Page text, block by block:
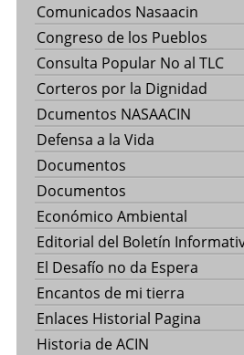
Comunicados Nasaacin
Congreso de los Pueblos
Consulta Popular No al TLC
Corteros por la Dignidad
Dcumentos NASAACIN
Defensa a la Vida
Documentos
Documentos
Económico Ambiental
Editorial del Boletín
El Desafío no da Espera
Encantos de mi tierra
Enlaces Historial Pagina
Historia de ACIN